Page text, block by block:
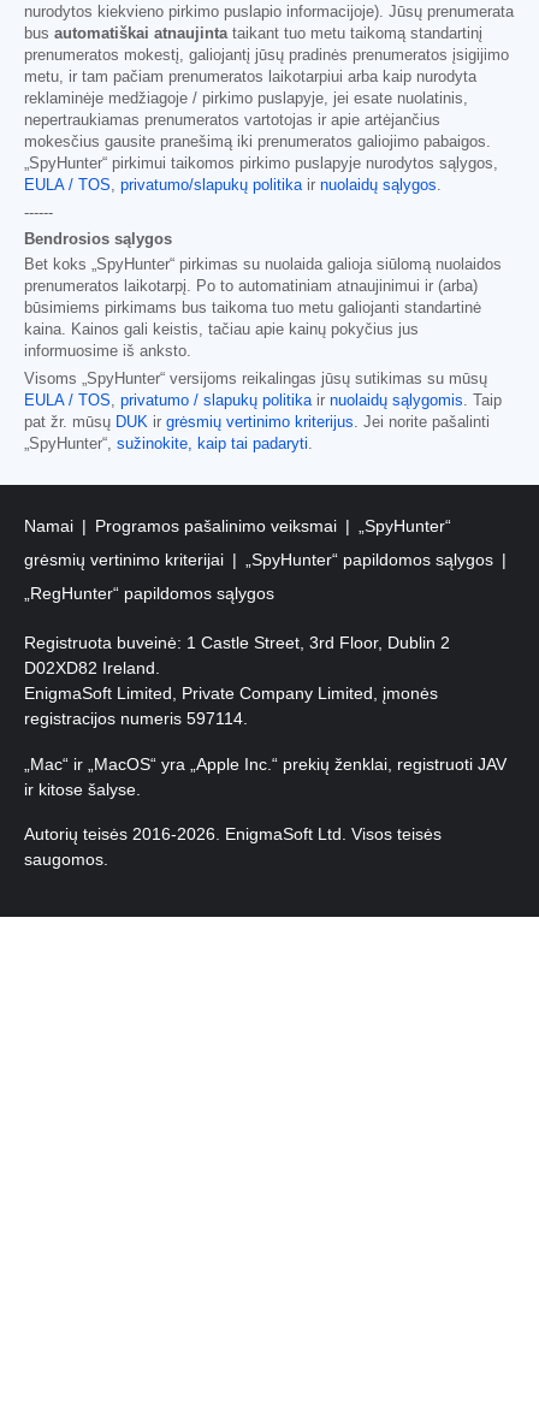
nurodytos kiekvieno pirkimo puslapio informacijoje). Jūsų prenumerata
bus automatiškai atnaujintataikant tuo metu taikomą standartinį
prenumeratos mokestį, galiojantį jūsų pradinės prenumeratos įsigijimo
metu, ir tam pačiam prenumeratos laikotarpiui arba kaip nurodyta
reklaminėje medžiagoje / pirkimo puslapyje, jei esate nuolatinis,
nepertraukiamas prenumeratos vartotojas ir apie artėjančius
mokesčius gausite pranešimą iki prenumeratos galiojimo pabaigos.
„SpyHunter“ pirkimui taikomos pirkimo puslapyje nurodytos sąlygos,
EULA / TOS, privatumo/slapukų politikair nuolaidų sąlygos.
------
Bendrosios sąlygos
Bet koks „SpyHunter“ pirkimas su nuolaida galioja siūlomą nuolaidos
prenumeratos laikotarpį. Po to automatiniam atnaujinimui ir (arba)
būsimiems pirkimams bus taikoma tuo metu galiojanti standartinė
kaina. Kainos gali keistis, tačiau apie kainų pokyčius jus
informuosime iš anksto.
Visoms „SpyHunter“ versijoms reikalingas jūsų sutikimas su mūsų
EULA / TOS, privatumo / slapukų politikair nuolaidų sąlygomis. Taip
pat žr. mūsų DUK ir grėsmių vertinimo kriterijus. Jei norite pašalinti
„SpyHunter“, sužinokite, kaip tai padaryti.
Namai Programos pašalinimo veiksmai
„SpyHunter“
grėsmių vertinimo kriterijai
„SpyHunter“ papildomos sąlygos
„RegHunter“ papildomos sąlygos
Registruota buveinė: 1 Castle Street, 3rd Floor, Dublin 2
D02XD82 Ireland.
EnigmaSoft Limited, Private Company Limited, įmonės
registracijos numeris 597114.
„Mac“ ir „MacOS“ yra „Apple Inc.“ prekių ženklai, registruoti JAV
ir kitose šalyse.
Autorių teisės 2016-2026. EnigmaSoft Ltd. Visos teisės
saugomos.